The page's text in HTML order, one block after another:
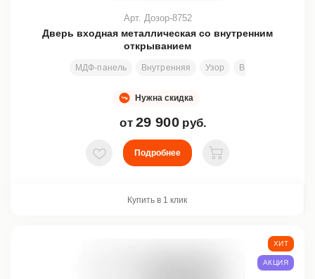
Дверь входная металлическая со внутренним
открыванием
МДФ-панель Внутренняя Узор Все размеры
Арт. Дозор-8752
Нужна скидка
от 29 900 руб.
В избранное
Подробнее
В корзину
Купить в 1 клик
ХИТ
АКЦИЯ